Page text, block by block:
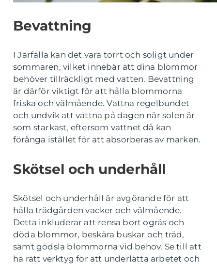
Bevattning
I Järfälla kan det vara torrt och soligt under
sommaren, vilket innebär att dina blommor
behöver tillräckligt med vatten. Bevattning
är därför viktigt för att hålla blommorna
friska och välmående. Vattna regelbundet
och undvik att vattna på dagen när solen är
som starkast, eftersom vattnet då kan
förånga istället för att absorberas av marken.
Skötsel och underhåll
Skötsel och underhåll är avgörande för att
hålla trädgården vacker och välmående.
Detta inkluderar att rensa bort ogräs och
döda blommor, beskära buskar och träd,
samt gödsla blommorna vid behov. Se till att
ha rätt verktyg för att underlätta arbetet och